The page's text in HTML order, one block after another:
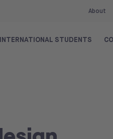
About
INTERNATIONAL STUDENTS